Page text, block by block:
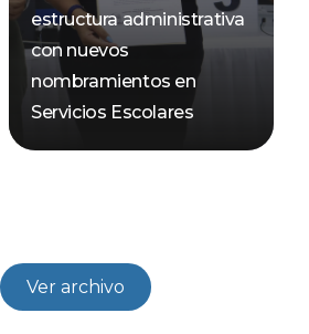
estructura administrativa
con nuevos
nombramientos en
Servicios Escolares
Ver archivo